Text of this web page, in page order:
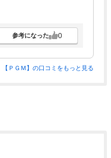
参考になった 0
ＰＧＭ】の口コミをもっと見る